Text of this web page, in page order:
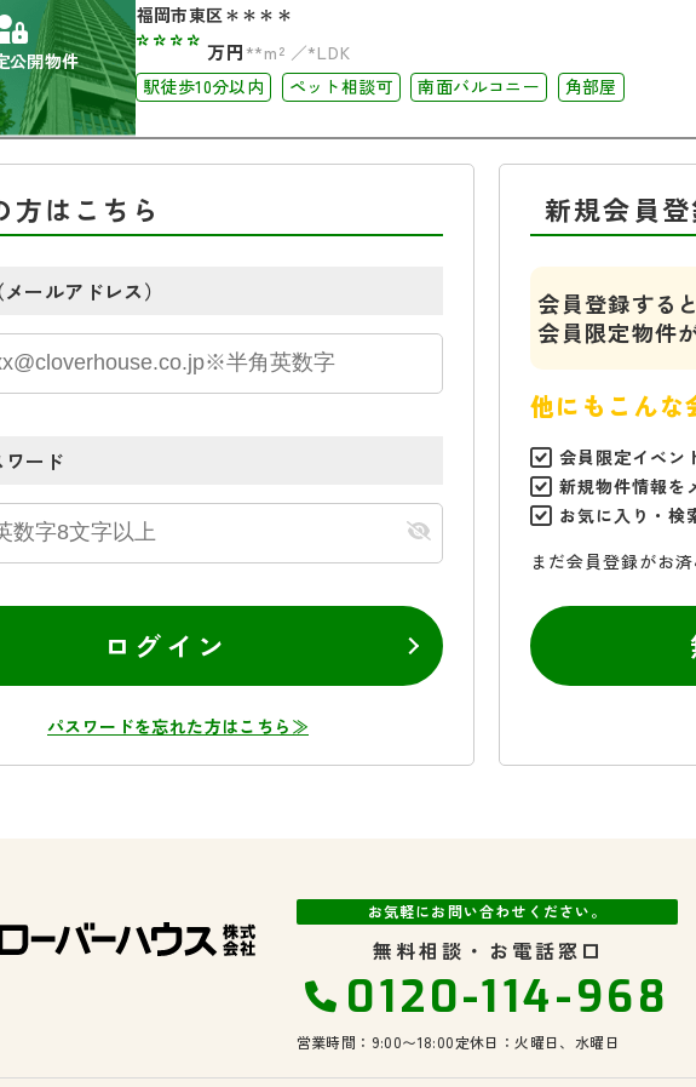
公開物件
福岡市東区＊＊＊＊
**** 万円 **m²
*LDK
駅徒歩10分以内
ペット相談可 南面バルコニー 角部屋
方はこちら
ールアドレス）
ード
ログイン
パスワードを忘れた方はこちら≫
新規会員
会員登録する
会員限定物件
他にもこんな
会員限定イベン
新規物件情報を
お気に入り・検
まだ会員登録がお
お気軽にお問い合わせください。
無料相談・お電話窓口
0120-114-968
営業時間：9:00〜18:00定休日：火曜日、水曜日